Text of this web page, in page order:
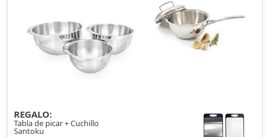
REGALO:
Tabla de picar + Cuchillo
Santoku